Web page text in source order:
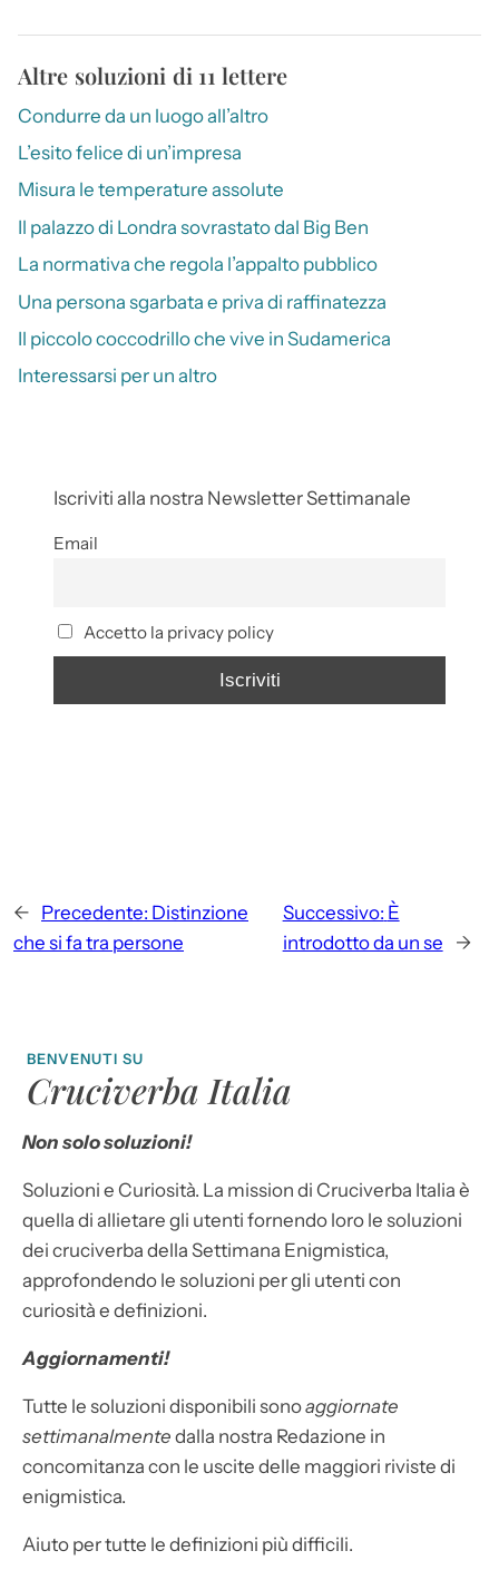
Altre soluzioni di 11 lettere
Condurre da un luogo all’altro
L’esito felice di un’impresa
Misura le temperature assolute
Il palazzo di Londra sovrastato dal Big Ben
La normativa che regola l’appalto pubblico
Una persona sgarbata e priva di raffinatezza
Il piccolo coccodrillo che vive in Sudamerica
Interessarsi per un altro
Iscriviti alla nostra Newsletter Settimanale
Email
Accetto la privacy policy
← Precedente: Distinzione
che si fa tra persone
Successivo: È
introdotto da un se
→
BENVENUTI SU
Cruciverba Italia
Non solo soluzioni!
Soluzioni e Curiosità. La mission di Cruciverba Italia è
quella di allietare gli utenti fornendo loro le soluzioni
dei cruciverba della Settimana Enigmistica,
approfondendo le soluzioni per gli utenti con
curiosità e definizioni.
Aggiornamenti!
Tutte le soluzioni disponibili sonoaggiornate
settimanalmente dalla nostra Redazione in
concomitanza con le uscite delle maggiori riviste di
enigmistica.
Aiuto per tutte le definizioni più difficili.